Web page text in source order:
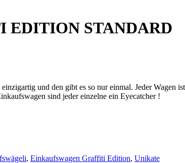
EDITION STANDARD
und den gibt es so nur einmal. Jeder
sind jeder einzelne ein Eyecatcher !
, Einkaufswagen Graffiti Edition, Unikate